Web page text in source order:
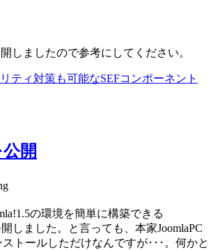
しましたので参考にしてください。
ティ対策も可能なSEFコンポーネント
開
の環境を簡単に構築できる
開しました。と言っても、本家JoomlaPC
ストールしただけなんですが･･･。何かと